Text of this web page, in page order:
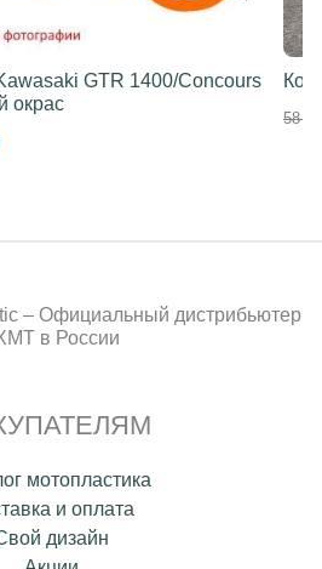
GTR 1400/Concours
окрас
58
– Официальный дистрибьютер
в России
мотопластика
и оплата
дизайн